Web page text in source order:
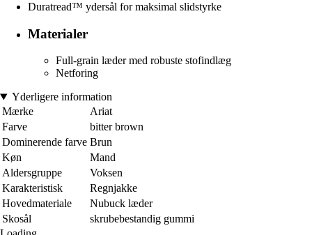
Duratread™ ydersål for maksimal slidstyrke
Materialer
Full-grain læder med robuste stofindlæg
Netforing
Yderligere information
Mærke
Ariat
Farve
bitter brown
Dominerende farve Brun
Køn
Mand
Aldersgruppe
Voksen
Karakteristisk
Regnjakke
Hovedmateriale
Nubuck læder
Skosål
skrubebestandig gummi